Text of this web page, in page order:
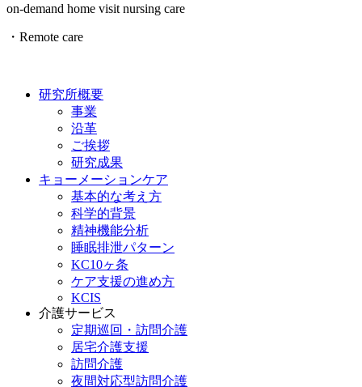
on-demand home visit nursing care
・Remote care
研究所概要
事業
沿革
ご挨拶
研究成果
キョーメーションケア
基本的な考え方
科学的背景
精神機能分析
睡眠排泄パターン
KC10ヶ条
ケア支援の進め方
KCIS
介護サービス
定期巡回・訪問介護
居宅介護支援
訪問介護
夜間対応型訪問介護